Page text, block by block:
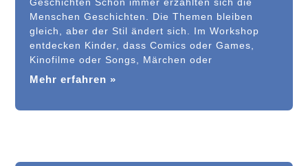
Menschen Geschichten. Die Themen bleiben
gleich, aber der Stil ändert sich. Im Workshop
entdecken Kinder, dass Comics oder Games,
Kinofilme oder Songs, Märchen oder
Mehr erfahren »